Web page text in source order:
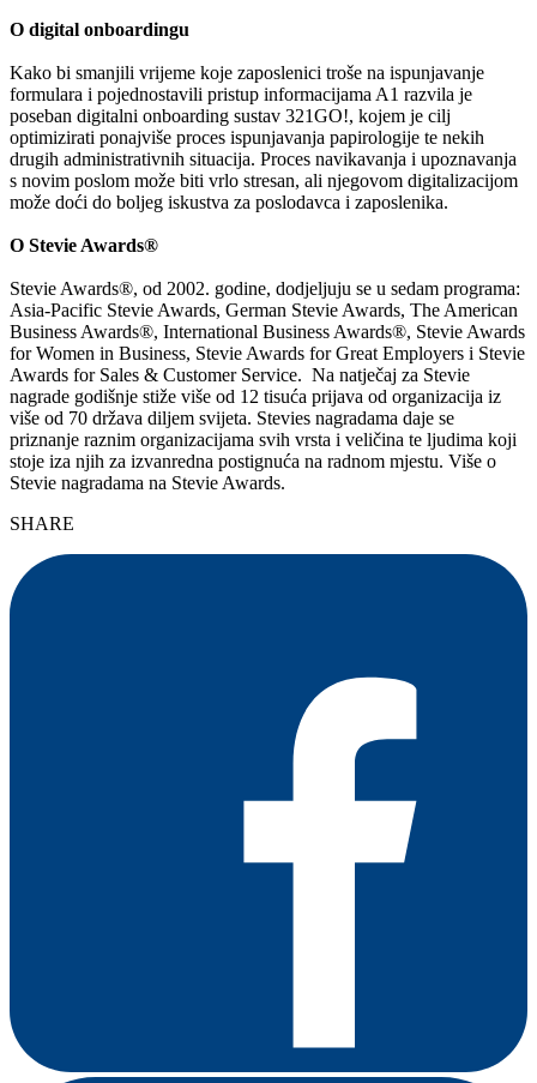
O digital onboardingu
Kako bi smanjili vrijeme koje zaposlenici troše na ispunjavanje
formulara i pojednostavili pristup informacijama A1 razvila je
poseban digitalni onboarding sustav 321GO!, kojem je cilj
optimizirati ponajviše proces ispunjavanja papirologije te nekih
drugih administrativnih situacija. Proces navikavanja i upoznavanja
s novim poslom može biti vrlo stresan, ali njegovom digitalizacijom
može doći do boljeg iskustva za poslodavca i zaposlenika.
O Stevie Awards®
Stevie Awards®, od 2002. godine, dodjeljuju se u sedam programa:
Asia-Pacific Stevie Awards, German Stevie Awards, The American
Business Awards®, International Business Awards®, Stevie Awards
for Women in Business, Stevie Awards for Great Employers i Stevie
Awards for Sales & Customer Service. Na natječaj za Stevie
nagrade godišnje stiže više od 12 tisuća prijava od organizacija iz
više od 70 država diljem svijeta. Stevies nagradama daje se
priznanje raznim organizacijama svih vrsta i veličina te ljudima koji
stoje iza njih za izvanredna postignuća na radnom mjestu. Više o
Stevie nagradama na Stevie Awards.
SHARE